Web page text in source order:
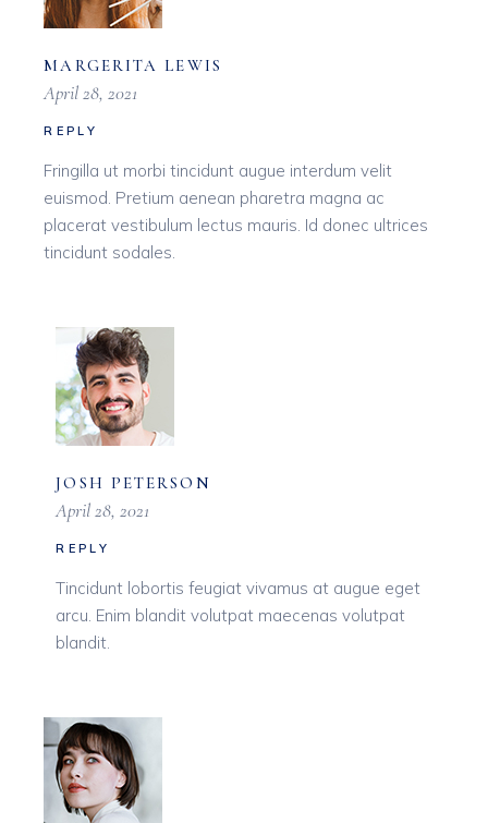
MARGERITA LEWIS
April 28, 2021
REPLY
Fringilla ut morbi tincidunt augue interdum velit
euismod. Pretium aenean pharetra magna ac
placerat vestibulum lectus mauris. Id donec ultrices
tincidunt sodales.
JOSH PETERSON
April 28, 2021
REPLY
Tincidunt lobortis feugiat vivamus at augue eget
arcu. Enim blandit volutpat maecenas volutpat
blandit.